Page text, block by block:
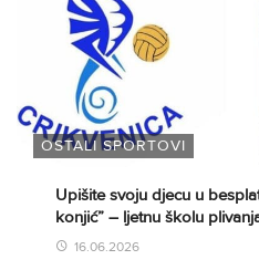
OSTALI SPORTOVI
Upišite svoju djecu u
konjić” – ljetnu školu
16.06.2026